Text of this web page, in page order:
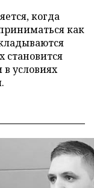
когда
как
становится
условиях